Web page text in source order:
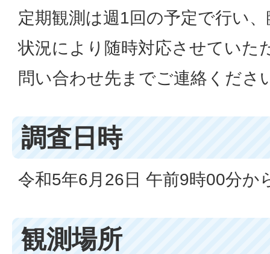
定期観測は週1回の予定で行い
状況により随時対応させていた
問い合わせ先までご連絡くださ
調査日時
令和5年6月26日 午前9時00分か
観測場所